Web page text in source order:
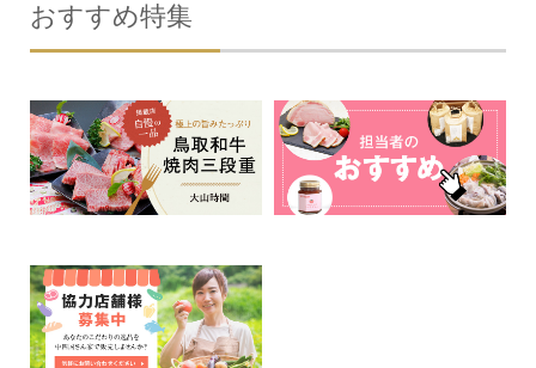
おすすめ特集